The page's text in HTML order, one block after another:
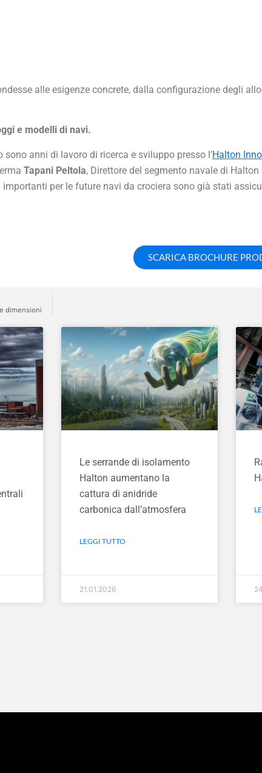
alle esigenze concrete, dalla configurazione degli
e modelli di navi.
anni di lavoro di ricerca e sviluppo presso l’Halton
Tapani Peltola, Direttore del segmento navale di
per le future navi da crociera sono già stati
SCARICA BROCHURE
dimensioni
Le serrande di isolamento
Halton aumentano la
cattura di anidride
carbonica dall’atmosfera
LEGGI TUTTO
21.01.2026